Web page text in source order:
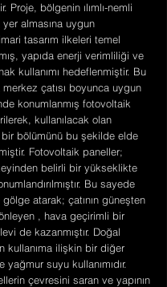
Proje, bölgenin ılımlı-nemli
almasına uygun
tasarım ilkeleri temel
yapıda enerji verimliliği ve
kullanımı hedeflenmiştir. Bu
çatısı boyunca uygun
konumlanmış fotovoltaik
kullanılacak olan
bölümünü bu şekilde elde
Fotovoltaik paneller;
belirli bir yükseklikte
Bu sayede
atarak; çatının güneşten
önleyen , hava geçirimli bir
de kazanmıştır. Doğal
kullanıma ilişkin bir diğer
suyu kullanımıdır.
çevresini saran ve yapının